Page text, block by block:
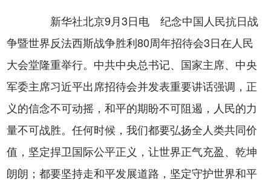
新华社北京9月3日电 纪念中国人民抗日战
争暨世界反法西斯战争胜利80周年招待会3日在人民
大会堂隆重举行。中共中央总书记、国家主席、中央
军委主席习近平出席招待会并发表重要讲话强调，正
义的信念不可动摇，和平的期盼不可阻遏，人民的力
量不可战胜。任何时候，我们都要弘扬全人类共同价
值，坚定捍卫国际公平正义，让世界正气充盈、乾坤
朗朗；都要坚持走和平发展道路，坚定守护世界和平